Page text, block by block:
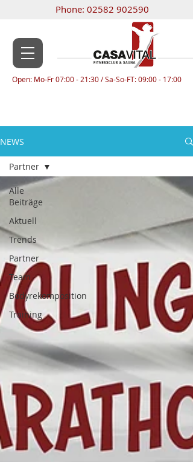
Phone: 02582 902590
Open: Mo-Fr 07:00 - 21:30 / Sa-So-FT: 09:00 - 17:00
NEWS
Alle
Beiträge
Aktuell
Trends
Partner
Team
Bodyrekomposition
Training
Partner